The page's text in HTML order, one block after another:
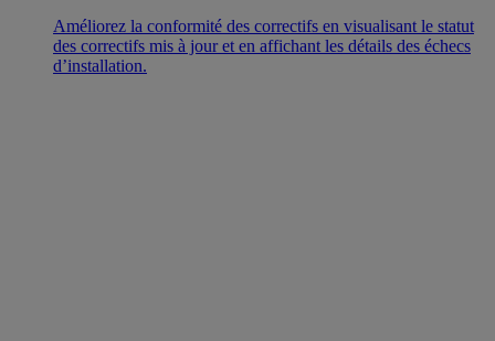
Améliorez la conformité des correctifs en visualisant le statut
des correctifs mis à jour et en affichant les détails des échecs
d’installation.